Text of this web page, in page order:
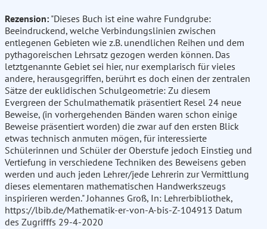
Rezension: "Dieses Buch ist eine wahre Fundgrube:
Beeindruckend, welche Verbindungslinien zwischen
entlegenen Gebieten wie z.B. unendlichen Reihen und dem
pythagoreischen Lehrsatz gezogen werden können. Das
letztgenannte Gebiet sei hier, nur exemplarisch für vieles
andere, herausgegriffen, berührt es doch einen der zentralen
Sätze der euklidischen Schulgeometrie: Zu diesem
Evergreen der Schulmathematik präsentiert Resel 24 neue
Beweise, (in vorhergehenden Bänden waren schon einige
Beweise präsentiert worden) die zwar auf den ersten Blick
etwas technisch anmuten mögen, für interessierte
Schülerinnen und Schüler der Oberstufe jedoch Einstieg und
Vertiefung in verschiedene Techniken des Beweisens geben
werden und auch jeden Lehrer/jede Lehrerin zur Vermittlung
dieses elementaren mathematischen Handwerkszeugs
inspirieren werden." Johannes Groß, In: Lehrerbibliothek,
https://lbib.de/Mathematik-er-von-A-bis-Z-104913 Datum
des Zugrifffs 29-4-2020